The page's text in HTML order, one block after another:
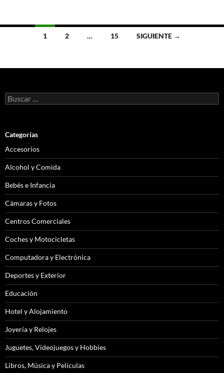
entradas
1 2 … 15 SIGUIENTE →
Buscar:
Categorías
Accesorios
Alcohol y Comida
Bebés e Infancia
Cámaras y Fotos
Centros Comerciales
Coches y Motocicletas
Computadora y Electrónica
Deportes y Exterior
Educación
Hotel y Alojamiento
Joyería y Relojes
Juguetes, Videojuegos y Hobbies
Libros, Música y Películas